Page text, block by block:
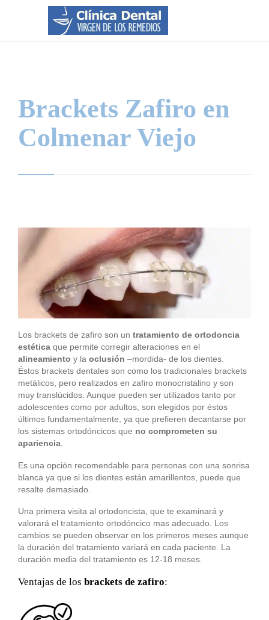
Brackets Zafiro en
Colmenar Viejo
Los brackets de zafiro son un tratamiento de ortodoncia
estética que permite corregir alteraciones en el
alineamiento y la oclusión –mordida- de los dientes.
Éstos brackets dentales son como los tradicionales brackets
metálicos, pero realizados en zafiro monocristalino y son
muy translúcidos. Aunque pueden ser utilizados tanto por
adolescentes como por adultos, son elegidos por éstos
últimos fundamentalmente, ya que prefieren decantarse por
los sistemas ortodóncicos que no comprometen su
apariencia
Es una opción recomendable para personas con una sonrisa
blanca ya que si los dientes están amarillentos, puede que
resalte demasiado.
Una primera visita al ortodoncista, que te examinará y
valorará el tratamiento ortodóncico mas adecuado. Los
cambios se pueden observar en los primeros meses aunque
la duración del tratamiento variará en cada paciente. La
duración media del tratamiento es 12-18 meses.
Ventajas de los brackets de zafiro: